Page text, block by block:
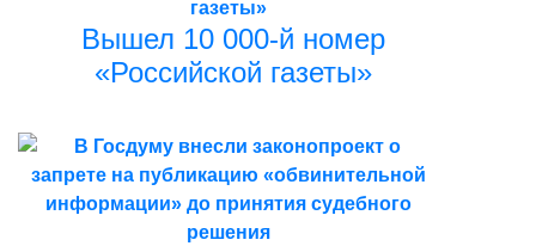
Вышел 10 000-й номер
«Российской газеты»